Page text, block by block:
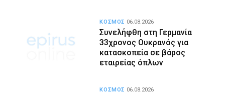
Συνελήφθη στη Γερμανία
33χρονος Ουκρανός για
κατασκοπεία σε βάρος
εταιρείας όπλων
ΚΟΣΜΟΣ 06.08.2026
ΚΟΣΜΟΣ 06.08.2026